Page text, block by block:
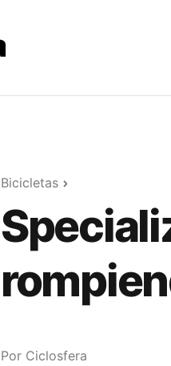
Bicicletas
Por Ciclosfera